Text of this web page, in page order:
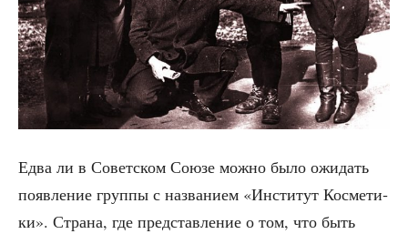
Едва ли в Совет­ском Сою­зе мож­но было ожи­дать
появ­ле­ние груп­пы с назва­ни­ем «Инсти­тут Кос­ме­ти­
ки». Стра­на, где пред­став­ле­ние о том, что быть